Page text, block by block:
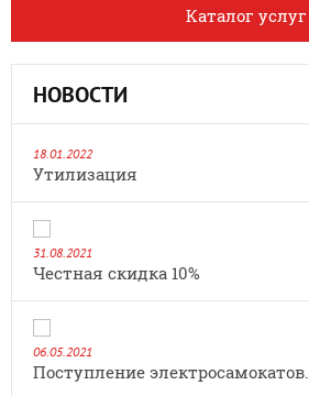
Каталог услуг
НОВОСТИ
18.01.2022
Утилизация
31.08.2021
Честная скидка 10%
06.05.2021
Поступление электросамокатов.